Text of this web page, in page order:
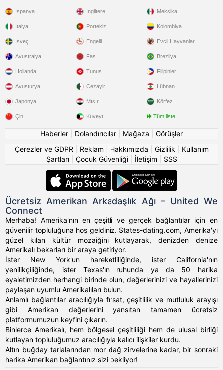
İspanya
İtalya
İsveç
İngiltere
Portekiz
Engelli
Meksika
Kolombiya
Evcil Hayvanlar
Avustralya
Hollanda
Avusturya
Japonya
Çin
Fas
Tunus
Cezayir
Mısır
Kuveyt
Brezilya
Filipinler
Lübnan
Körfez
Tüm liste
Haberler Dolandırıcılar Mağaza
Görüşler
Çerezler ve GDPR
Reklam Hakkımızda Gizlilik
Kullanım
Şartları| Çocuk Güvenliği| İletişim SSS
Ücretsiz Amerikan Arkadaşlık Ağı – United We
Connect
Merhaba! Amerika'nın en çeşitli ve gerçek bağlantılar için en
güvenilir topluluğuna hoş geldiniz. States-dating.com, Amerika'yı
güzel kılan kültür mozaiğini kutlayarak, denizden denize
Amerikalı bekarları bir araya getiriyor.
İster New York'un hareketliliğinde, ister California'nın
yenilikçiliğinde, ister Texas'ın ruhunda ya da 50 harika
eyaletimizden herhangi birinde olun, değerlerinizi ve hayallerinizi
paylaşan uyumlu Amerikalıları bulun.
Anlamlı bağlantılar aracılığıyla fırsat, çeşitlilik ve mutluluk arayışı
gibi Amerikan değerlerini yansıtan tamamen ücretsiz
platformumuzun keyfini çıkarın.
Binlerce Amerikalı, hem bölgesel çeşitliliği hem de ulusal birliği
kutlayan topluluğumuz aracılığıyla kalıcı ilişkiler kurdu.
Altın buğday tarlalarından mor dağ zirvelerine kadar, bir sonraki
harika Amerikan bağlantınız sizi bekliyor!